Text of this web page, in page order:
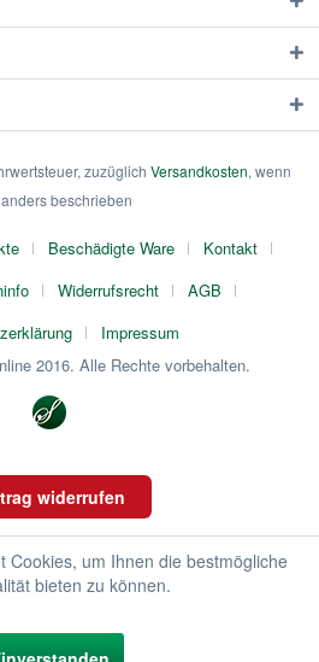
zuzüglich Versandkosten, wenn
beschrieben
Beschädigte Ware
Kontakt
Widerrufsrecht
AGB
Impressum
2016. Alle Rechte vorbehalten.
widerrufen
Cookies, um Ihnen die bestmögliche
bieten zu können.